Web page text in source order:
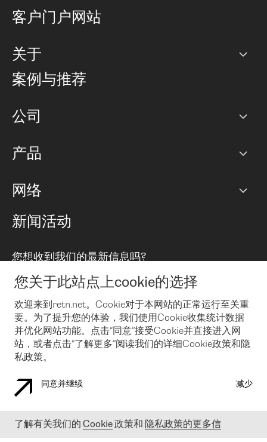
您关于此站点上cookie的选择
欢迎来到retn.net。Cookie对于本网站的正常运行至关重
要。为了提升您的体验，我们使用Cookie收集统计数据
并优化网站功能。点击“同意”接受Cookie并直接进入网
站，或者点击“了解更多”阅读我们的详细Cookie政策和隐
私政策。
同意并继续 减少
了解有关我们的 Cookie政策和 隐私政策的更多信
客户门户网站
关于
公司
案例与推荐
公司
PoP 点
对等互联政策
RTT Map
产品
互联网
远程 IX
云连接
防DDoS攻击保护服务(DDoS Protection)
网络
可控全球私用网络
BGP 解决方案
TRANSKZ
网络安全
新闻活动
您想收到我们的最新信息吗?
在您接受了我们的隐私条款之后，可以通过 Email 来订阅我们的新
闻和活动。 您也可以随时通过点击电子邮件底下的链接来取消订
阅
© 2003-2026 RETN GROUP OF COMPANIES. RETN NETWORKS LTD
COOKIE 政策